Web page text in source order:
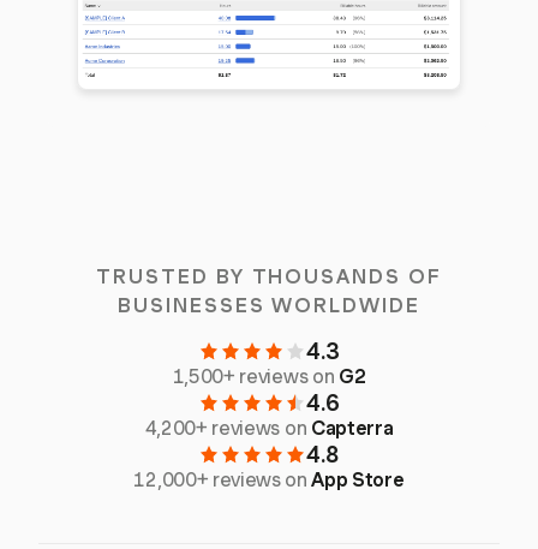
TRUSTED BY THOUSANDS OF
BUSINESSES WORLDWIDE
4.3
1,500+ reviews on G2
4.6
4,200+ reviews on Capterra
4.8
12,000+ reviews onApp Store